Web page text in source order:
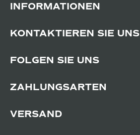
INFORMATIONEN
KONTAKTIEREN SIE UNS
FOLGEN SIE UNS
ZAHLUNGSARTEN
VERSAND